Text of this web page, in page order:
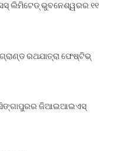
ଲିମିଟେଡ୍ ଭୁବନେଶ୍ୱରର ୧୧
ରଥଯାତ୍ରା ଫେଷ୍ଟିଭ୍
ସିଙ୍ଗାପୁରର ଜିଆଇଆଇଏସ୍